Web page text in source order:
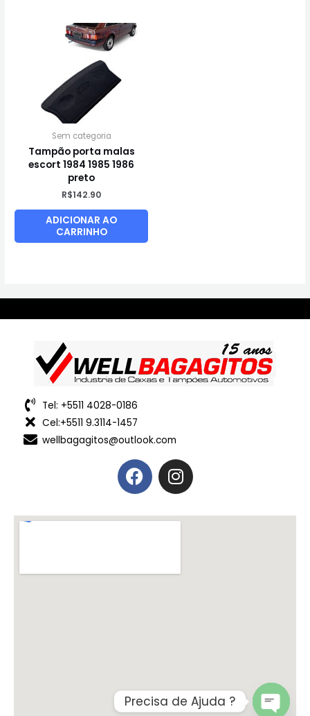
Sem categoria
Tampão porta malas
escort 1984 1985 1986
preto
R$142.90
ADICIONAR AO
CARRINHO
Tel: +5511 4028-0186
Cel:+5511 9.3114-1457
wellbagagitos@outlook.com
Precisa de Ajuda ?